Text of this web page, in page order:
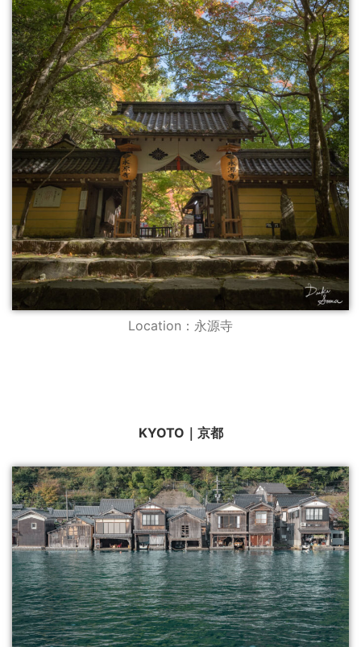
Location：永源寺
KYOTO｜京都